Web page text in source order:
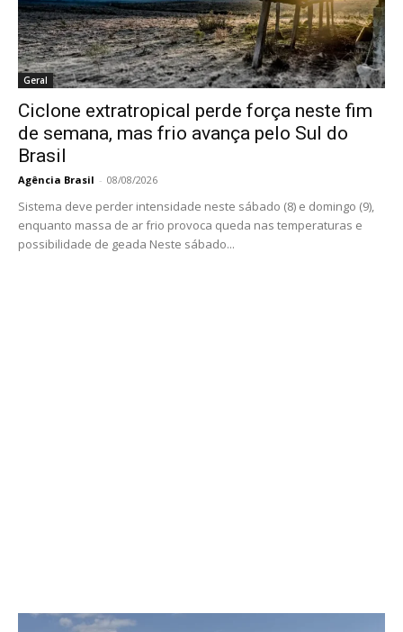
Geral
Ciclone extratropical perde força neste fim
de semana, mas frio avança pelo Sul do
Brasil
Agência Brasil - 08/08/2026
Sistema deve perder intensidade neste sábado (8) e domingo (9),
enquanto massa de ar frio provoca queda nas temperaturas e
possibilidade de geada Neste sábado...